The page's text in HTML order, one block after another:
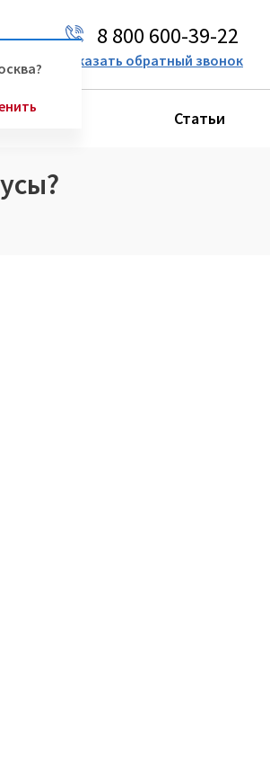
8 800 600-39-22
Заказать обратный звонок
Статьи